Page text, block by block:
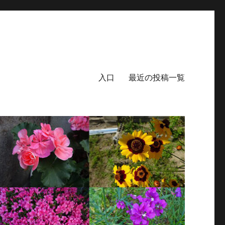
入口 最近の投稿一覧